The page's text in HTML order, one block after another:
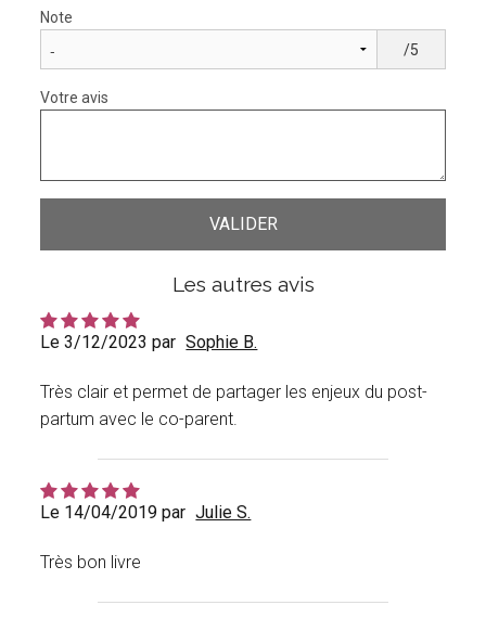
Note
/5
Votre avis
Les autres avis
Le 3/12/2023 par Sophie B.
Très clair et permet de partager les enjeux du post-
partum avec le co-parent.
Le 14/04/2019 par Julie S.
Très bon livre